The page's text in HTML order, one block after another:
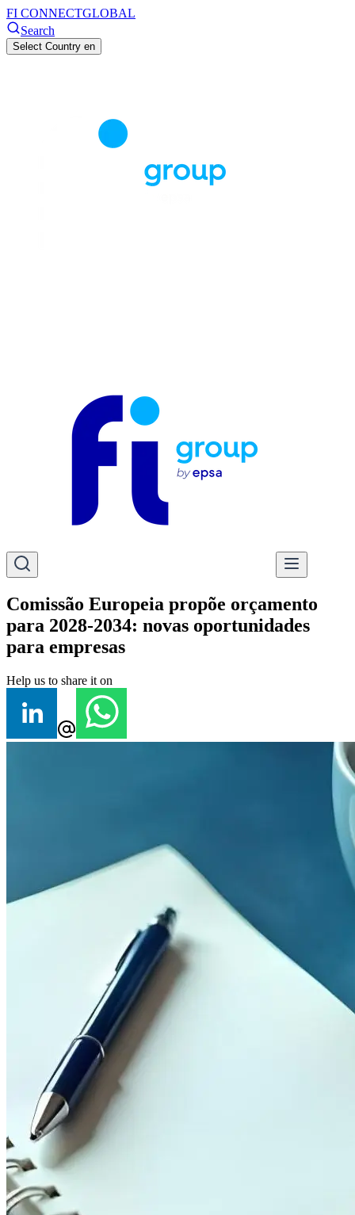
FI CONNECTGLOBAL
Search
Select Country en
Comissão Europeia propõe orçamento
para 2028-2034: novas oportunidades
para empresas
Help us to share it on